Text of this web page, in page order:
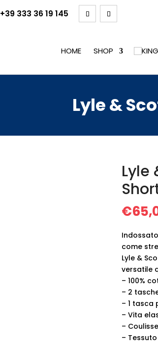
+39 333 36 19 145
HOME SHOP
Lyle &
Lyle
€
come
Lyle &
versatile
– 100%
– 2
– 1 tasca
– Vita
– Coulisse
–